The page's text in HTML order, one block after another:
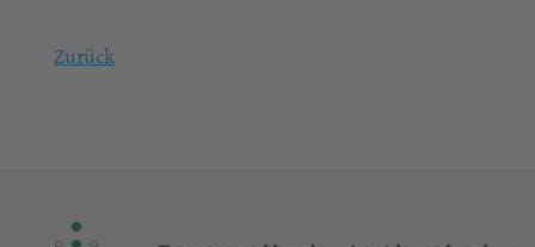
Zurück